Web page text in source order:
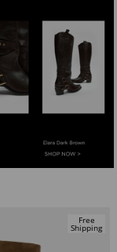
Free
Shipping